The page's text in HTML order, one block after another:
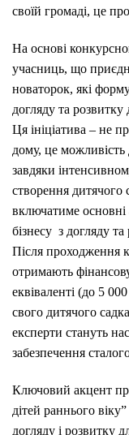
своїй громаді, це
На основі
учасниць, що
новаторок, які
догляду та розвитку
Ця ініціатива – не
дому, це можливість
завдяки
створення дитячого
включатиме основні
бізнесу з догляду
Після проходження
отримають
еквіваленті (до 5
свого дитячого
експерти стануть
забезпечення
Ключовий акцент
дітей раннього
догляду і розвитку